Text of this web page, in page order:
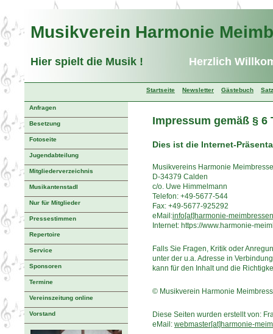
Musikverein Harmonie
Hier spielt die Musik ! Herzlich
Startseite Newsletter Gästebuch
Anfragen
Besetzung
Fotoseite
Jugendabteilung
Mitgliederverzeichnis
Musikantenstadl
Nur für Mitglieder
Pressestimmen
Repertoire
Service
Sponsoren
Termine
Vereinszeitung online
Vorstand
Impressum gemäß § 6
Dies ist die Internet-
Musikvereins Harmonie
D-34379 Calden
c/o. Uwe Himmelmann
Telefon: +49-5677-544
Fax: +49-5677-925292
eMail:info[at]harmonie-
Internet: https://www.harmonie-
Falls Sie Fragen, Kritik oder
unter der u.a. Adresse in
kann für den Inhalt und die
© Musikverein Harmonie
Diese Seiten wurden erstellt von:
eMail: webmaster[at]harmonie-